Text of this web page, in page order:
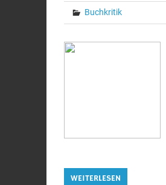
Buchkritik
WEITERLESEN